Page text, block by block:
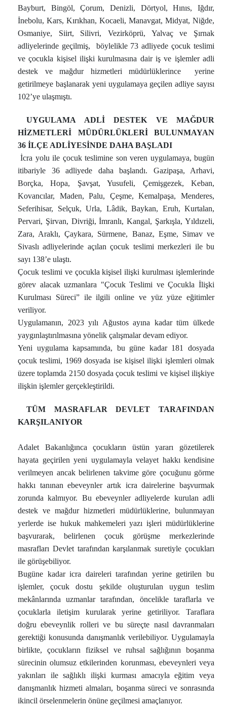
Bayburt, Bingöl, Çorum, Denizli, Dörtyol, Hınıs, Iğdır,
İnebolu, Kars, Kırıkhan, Kocaeli, Manavgat, Midyat, Niğde,
Osmaniye, Siirt, Silivri, Vezirköprü, Yalvaç ve Şırnak
adliyelerinde geçilmiş, böylelikle 73 adliyede çocuk teslimi
ve çocukla kişisel ilişki kurulmasına dair iş ve işlemler adli
destek ve mağdur hizmetleri müdürlüklerince yerine
getirilmeye başlanarak yeni uygulamaya geçilen adliye sayısı
102’ye ulaşmıştı.
UYGULAMA ADLİ DESTEK VE MAĞDUR
HİZMETLERİ MÜDÜRLÜKLERİ BULUNMAYAN
36 İLÇE ADLİYESİNDE DAHA BAŞLADI
İcra yolu ile çocuk teslimine son veren uygulamaya, bugün
itibariyle 36 adliyede daha başlandı. Gazipaşa, Arhavi,
Borçka, Hopa, Şavşat, Yusufeli, Çemişgezek, Keban,
Kovancılar, Maden, Palu, Çeşme, Kemalpaşa, Menderes,
Seferihisar, Selçuk, Urla, Lâdik, Baykan, Eruh, Kurtalan,
Pervari, Şirvan, Divriği, İmranlı, Kangal, Şarkışla, Yıldızeli,
Zara, Araklı, Çaykara, Sürmene, Banaz, Eşme, Simav ve
Sivaslı adliyelerinde açılan çocuk teslimi merkezleri ile bu
sayı 138’e ulaştı.
Çocuk teslimi ve çocukla kişisel ilişki kurulması işlemlerinde
görev alacak uzmanlara "Çocuk Teslimi ve Çocukla İlişki
Kurulması Süreci” ile ilgili online ve yüz yüze eğitimler
veriliyor.
Uygulamanın, 2023 yılı Ağustos ayına kadar tüm ülkede
yaygınlaştırılmasına yönelik çalışmalar devam ediyor.
Yeni uygulama kapsamında, bu güne kadar 181 dosyada
çocuk teslimi, 1969 dosyada ise kişisel ilişki işlemleri olmak
üzere toplamda 2150 dosyada çocuk teslimi ve kişisel ilişkiye
ilişkin işlemler gerçekleştirildi.
TÜM MASRAFLAR DEVLET TARAFINDAN
KARŞILANIYOR
Adalet Bakanlığınca çocukların üstün yararı gözetilerek
hayata geçirilen yeni uygulamayla velayet hakkı kendisine
verilmeyen ancak belirlenen takvime göre çocuğunu görme
hakkı tanınan ebeveynler artık icra dairelerine başvurmak
zorunda kalmıyor. Bu ebeveynler adliyelerde kurulan adli
destek ve mağdur hizmetleri müdürlüklerine, bulunmayan
yerlerde ise hukuk mahkemeleri yazı işleri müdürlüklerine
başvurarak, belirlenen çocuk görüşme merkezlerinde
masrafları Devlet tarafından karşılanmak suretiyle çocukları
ile görüşebiliyor.
Bugüne kadar icra daireleri tarafından yerine getirilen bu
işlemler, çocuk dostu şekilde oluşturulan uygun teslim
mekânlarında uzmanlar tarafından, öncelikle taraflarla ve
çocuklarla iletişim kurularak yerine getiriliyor. Taraflara
doğru ebeveynlik rolleri ve bu süreçte nasıl davranmaları
gerektiği konusunda danışmanlık verilebiliyor. Uygulamayla
birlikte, çocukların fiziksel ve ruhsal sağlığının boşanma
sürecinin olumsuz etkilerinden korunması, ebeveynleri veya
yakınları ile sağlıklı ilişki kurması amacıyla eğitim veya
danışmanlık hizmeti almaları, boşanma süreci ve sonrasında
ikincil örselenmelerin önüne geçilmesi amaçlanıyor.